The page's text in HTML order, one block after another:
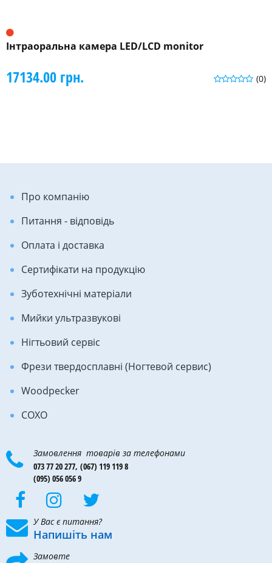
Інтраоральна камера LED/LCD monitor
(0)
17134.00 грн.
Про компанію
Питання - відповідь
Оплата і доставка
Сертифікати на продукцію
Зуботехнічні матеріали
Мийки ультразвукові
Нігтьовий сервіс
Фрези твердосплавні (Ногтевой сервис)
Woodpecker
COXO
Замовлення товарів за телефонами
073 77 20 277, (067) 119 119 8
(095) 056 056 9
У Вас є питання?
Напишіть нам
Замовте